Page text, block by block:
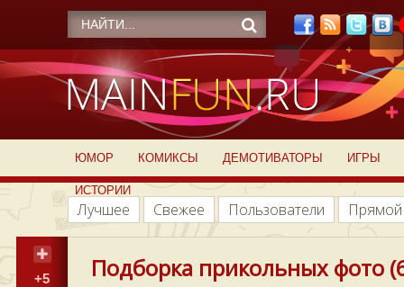
ЮМОР КОМИКСЫ ДЕМОТИВАТОРЫ ИГРЫ
ИСТОРИИ
Лучшее Свежее Пользователи
+5 Подборка прикольных фото